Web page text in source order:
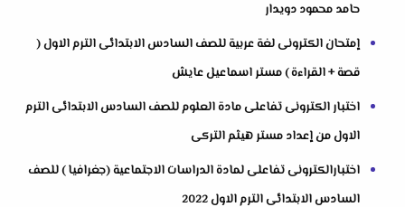
حامد محمود دويدار
إمتحان الكترونى لغة عربية للصف السادس الابتدائى الترم الاول (
قصة + القراءة ) مستر اسماعيل عايش
اختبار الكترونى تفاعلى مادة العلوم للصف السادس الابتدائى الترم
الاول من إعداد مستر هيثم التركى
اختبارالكترونى تفاعلى لمادة الدراسات الاجتماعية (جغرافيا ) للصف
السادس الابتدائى الترم الاول 2022